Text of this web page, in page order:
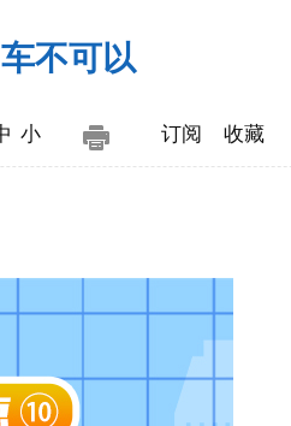
不可以
小 订阅 收藏